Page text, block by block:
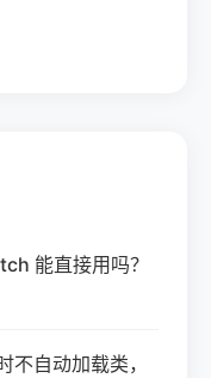
能直接用吗？
自动加载类，